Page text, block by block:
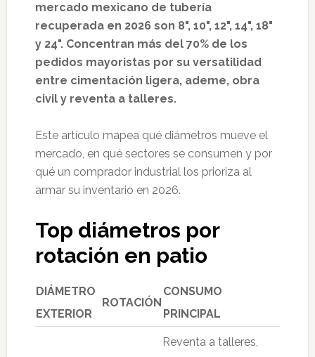
mercado mexicano de tubería
recuperada en 2026 son 8", 10", 12", 14", 18"
y 24". Concentran más del 70% de los
pedidos mayoristas por su versatilidad
entre cimentación ligera, ademe, obra
civil y reventa a talleres.
Este artículo mapea qué diámetros mueve el
mercado, en qué sectores se consumen y por
qué un comprador industrial los prioriza al
armar su inventario en 2026.
Top diámetros por
rotación en patio
DIÁMETRO
EXTERIOR
ROTACIÓN
CONSUMO
PRINCIPAL
Reventa a talleres,